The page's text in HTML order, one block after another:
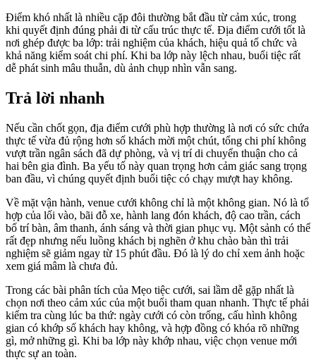
Điểm khó nhất là nhiều cặp đôi thường bắt đầu từ cảm xúc, trong
khi quyết định đúng phải đi từ cấu trúc thực tế. Địa điểm cưới tốt là
nơi ghép được ba lớp: trải nghiệm của khách, hiệu quả tổ chức và
khả năng kiểm soát chi phí. Khi ba lớp này lệch nhau, buổi tiệc rất
dễ phát sinh mâu thuẫn, dù ảnh chụp nhìn vẫn sang.
Trả lời nhanh
Nếu cần chốt gọn, địa điểm cưới phù hợp thường là nơi có sức chứa
thực tế vừa đủ rộng hơn số khách mời một chút, tổng chi phí không
vượt trần ngân sách đã dự phòng, và vị trí di chuyển thuận cho cả
hai bên gia đình. Ba yếu tố này quan trọng hơn cảm giác sang trọng
ban đầu, vì chúng quyết định buổi tiệc có chạy mượt hay không.
Về mặt vận hành, venue cưới không chỉ là một không gian. Nó là tổ
hợp của lối vào, bãi đỗ xe, hành lang đón khách, độ cao trần, cách
bố trí bàn, âm thanh, ánh sáng và thời gian phục vụ. Một sảnh có thể
rất đẹp nhưng nếu luồng khách bị nghẽn ở khu chào bàn thì trải
nghiệm sẽ giảm ngay từ 15 phút đầu. Đó là lý do chỉ xem ảnh hoặc
xem giá mâm là chưa đủ.
Trong các bài phân tích của Mẹo tiệc cưới, sai lầm dễ gặp nhất là
chọn nơi theo cảm xúc của một buổi tham quan nhanh. Thực tế phải
kiểm tra cùng lúc ba thứ: ngày cưới có còn trống, cấu hình không
gian có khớp số khách hay không, và hợp đồng có khóa rõ những
gì, mở những gì. Khi ba lớp này khớp nhau, việc chọn venue mới
thực sự an toàn.